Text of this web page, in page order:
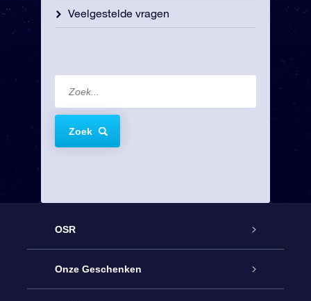
Veelgestelde vragen
Zoek
OSR
Service
Onze Geschenken